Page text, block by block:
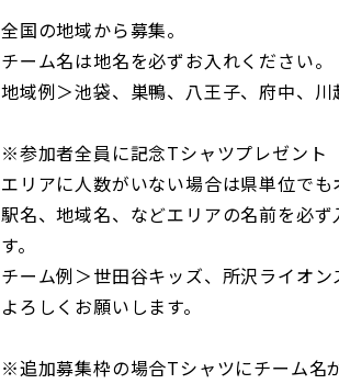
全国の地域から募集。
チーム名は地名を必ずお入れください。
地域例＞池袋、巣鴨、八王子、府中、
※参加者全員に記念Tシャツプレゼント
エリアに人数がいない場合は県単位でも
駅名、地域名、などエリアの名前を必
す。
チーム例＞世田谷キッズ、所沢ライオ
よろしくお願いします。
※追加募集枠の場合Tシャツにチーム名